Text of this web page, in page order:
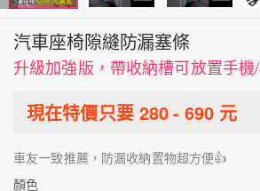
汽車座椅隙縫防漏塞條
升級加強版，帶收納槽可放置手
現在特價只要 280- 690元
車友一致推薦，防漏收納置物超方便👍
顏色